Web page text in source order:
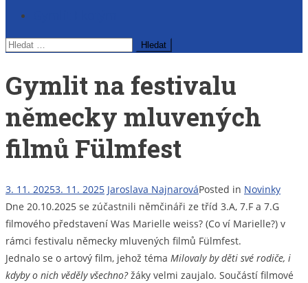
Vyhledávání
Gymlit na festivalu
německy mluvených
filmů Fülmfest
3. 11. 20253. 11. 2025 Jaroslava NajnarováPosted in Novinky
Dne 20.10.2025 se zúčastnili němčináři ze tříd 3.A, 7.F a 7.G
filmového představení Was Marielle weiss? (Co ví Marielle?) v
rámci festivalu německy mluvených filmů Fülmfest.
Jednalo se o artový film, jehož téma Milovaly by děti své rodiče, i
kdyby o nich věděly všechno?žáky velmi zaujalo. Součástí filmové